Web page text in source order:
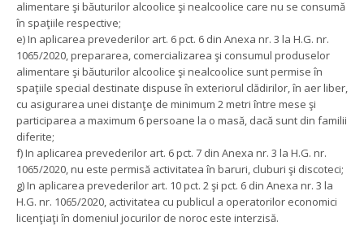
alimentare şi băuturilor alcoolice şi nealcoolice care nu se consumă
în spaţiile respective;
e) In aplicarea prevederilor art. 6 pct. 6 din Anexa nr. 3 la H.G. nr.
1065/2020, prepararea, comercializarea şi consumul produselor
alimentare şi băuturilor alcoolice şi nealcoolice sunt permise în
spaţiile special destinate dispuse în exteriorul clădirilor, în aer liber,
cu asigurarea unei distanţe de minimum 2 metri între mese şi
participarea a maximum 6 persoane la o masă, dacă sunt din familii
diferite;
f) In aplicarea prevederilor art. 6 pct. 7 din Anexa nr. 3 la H.G. nr.
1065/2020, nu este permisă activitatea în baruri, cluburi şi discoteci;
g) In aplicarea prevederilor art. 10 pct. 2 şi pct. 6 din Anexa nr. 3 la
H.G. nr. 1065/2020, activitatea cu publicul a operatorilor economici
licenţiaţi în domeniul jocurilor de noroc este interzisă.